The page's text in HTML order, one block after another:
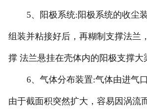
5、阳极系统:阳极系统的收尘
组装并粘接好后，再糊制支撑法兰
撑 法兰悬挂在壳体内的阳极支撑大
6、气体分布装置:气体由进气
由于截面积突然扩大，容易因涡流